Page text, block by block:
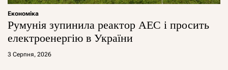
Економіка
Румунія зупинила реактор АЕС і просить
електроенергію в України
3 Серпня, 2026